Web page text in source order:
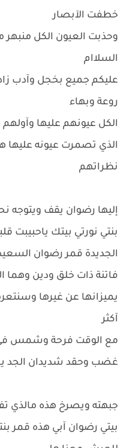
خطفت الآبصار
وحذبت العيون الكل
السلاام
عليكم جميع بخجل وآدب
روعة وبهاء
الكل عيونهم عليها
الذي تصمرت عيونه
نظراتهم
إليها رضوان يقف ويتوجه
بنتي نورتي بيتك ياحبيبت
فاتنة ذات خلق ودين وهما
يميزانها عن غيرها
آكثر
مع الوقت فرحة وشمس
غضب وحقد شديدان الجد
جبهته ويصرخ هذه مالذي
بيتي رضوان آبي هذه قمر